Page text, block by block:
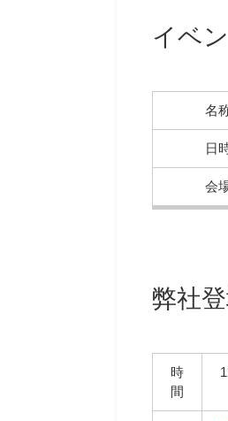
イベ
名
日
会
弊社
時
間